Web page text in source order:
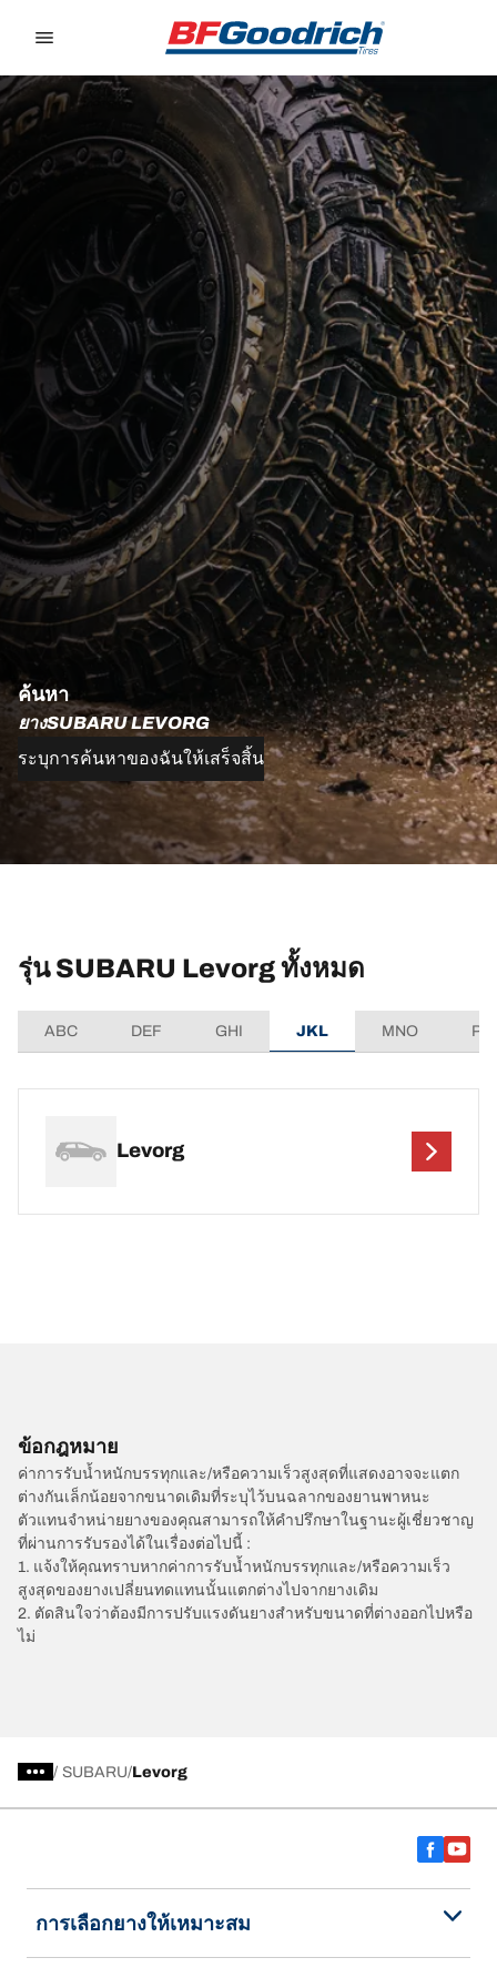
ค้นหา
ยางSUBARU LEVORG
ระบุการค้นหาของฉันให้เสร็จสิ้น
รุ่น SUBARU Levorg ทั้งหมด
ABC DEF GHI JKL MNO
Levorg
ข้อกฎหมาย
ค่าการรับน้ำหนักบรรทุกและ/หรือความเร็วสูงสุดที่แสดงอาจจะแตก
ต่างกันเล็กน้อยจากขนาดเดิมที่ระบุไว้บนฉลากของยานพาหนะ
ตัวแทนจำหน่ายยางของคุณสามารถให้คำปรึกษาในฐานะผู้เชี่ยวชาญ
ที่ผ่านการรับรองได้ในเรื่องต่อไปนี้ :
1. แจ้งให้คุณทราบหากค่าการรับน้ำหนักบรรทุกและ/หรือความเร็ว
สูงสุดของยางเปลี่ยนทดแทนนั้นแตกต่างไปจากยางเดิม
2. ตัดสินใจว่าต้องมีการปรับแรงดันยางสำหรับขนาดที่ต่างออกไปหรือ
ไม่
/ SUBARU Levorg
การเลือกยางให้เหมาะสม